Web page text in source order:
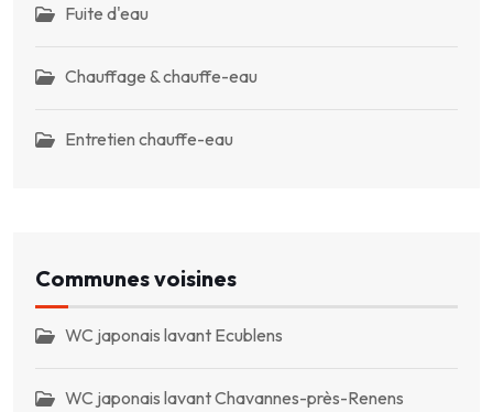
Fuite d'eau
Chauffage & chauffe-eau
Entretien chauffe-eau
Communes voisines
WC japonais lavant Ecublens
WC japonais lavant Chavannes-près-Renens